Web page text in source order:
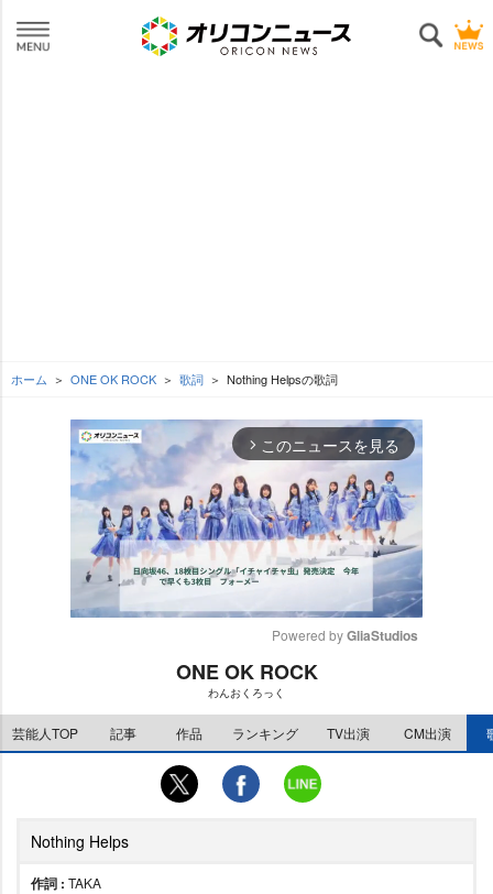
ホーム ONE OK ROCK 歌詞 Nothing Helpsの歌詞
arrow_forward_ios このニュースを見る
e
Powered by GliaStudios
ONE OK ROCK
わんおくろっく
芸能人TOP 記事 作品 ランキング TV出演 CM出演
Nothing Helps
作詞 : TAKA